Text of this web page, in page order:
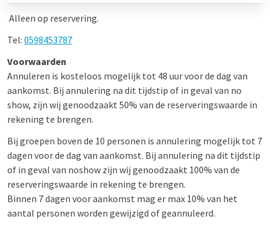
Alleen op reservering.
Tel: 0598453787
Voorwaarden
Annuleren is kosteloos mogelijk tot 48 uur voor de dag van
aankomst. Bij annulering na dit tijdstip of in geval van no
show, zijn wij genoodzaakt 50% van de reserveringswaarde in
rekening te brengen.
Bij groepen boven de 10 personen is annulering mogelijk tot 7
dagen voor de dag van aankomst. Bij annulering na dit tijdstip
of in geval van noshow zijn wij genoodzaakt 100% van de
reserveringswaarde in rekening te brengen.
Binnen 7 dagen voor aankomst mag er max 10% van het
aantal personen worden gewijzigd of geannuleerd.